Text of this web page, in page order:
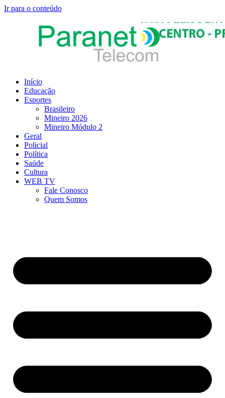
Ir para o conteúdo
Início
Educação
Esportes
Brasileiro
Mineiro 2026
Mineiro Módulo 2
Geral
Policial
Política
Saúde
Cultura
WEB TV
Fale Conosco
Quem Somos